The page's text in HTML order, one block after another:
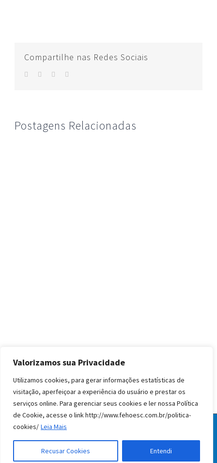
Valorizamos sua Privacidade
Utilizamos cookies, para gerar informações estatísticas de
visitação, aperfeiçoar a experiência do usuário e prestar os
serviços online. Para gerenciar seus cookies e ler nossa Política
de Cookie, acesse o link http://www.fehoesc.com.br/politica-
cookies/ Leia Mais
Recusar Cookies Entendi
Compartilhe nas Redes Sociais
facebook
twitter whatsapp
Postagens Relacionadas
© Todos os direitos reservados FEHOESC 2020